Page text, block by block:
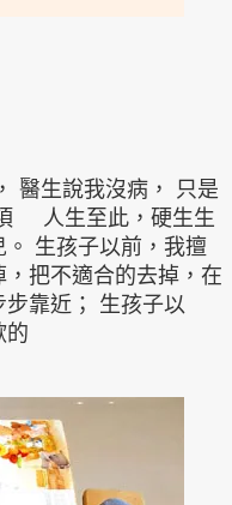
醫生說我沒病， 只是
人生至此，硬生生
生孩子以前，我擅
把不適合的去掉，在
靠近； 生孩子以
的